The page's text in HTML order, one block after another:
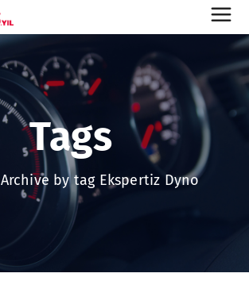
Tags
Archive by tag Ekspertiz Dyno